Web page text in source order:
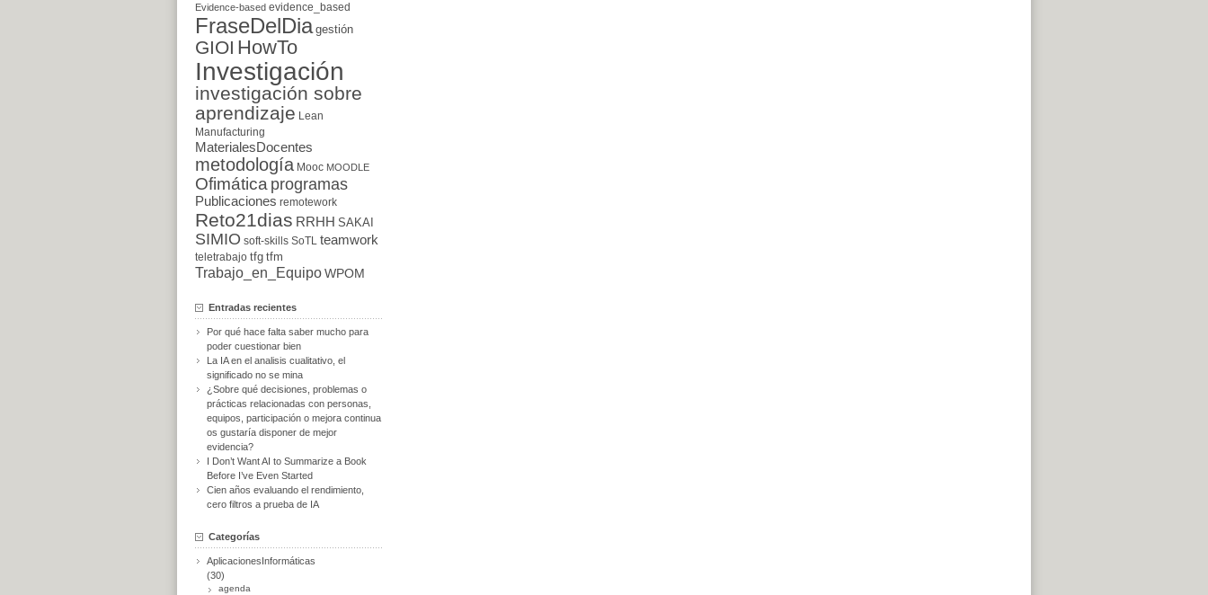
Evidence-based evidence_based
FraseDelDia gestión
GIOI HowTo
Investigación
investigación sobre
aprendizaje Lean
Manufacturing
MaterialesDocentes
metodología Mooc MOODLE
Ofimáticaprogramas
Publicaciones remotework
Reto21dias RRHH SAKAI
SIMIO soft-skills SoTL teamwork
teletrabajo tfg tfm
Trabajo_en_EquipoWPOM
Entradas recientes
Por qué hace falta saber mucho para
poder cuestionar bien
La IA en el analisis cualitativo, el
significado no se mina
¿Sobre qué decisiones, problemas o
prácticas relacionadas con personas,
equipos, participación o mejora continua
os gustaría disponer de mejor
evidencia?
I Don’t Want AI to Summarize a Book
Before I’ve Even Started
Cien años evaluando el rendimiento,
cero filtros a prueba de IA
Categorías
AplicacionesInformáticas
(30)
agenda